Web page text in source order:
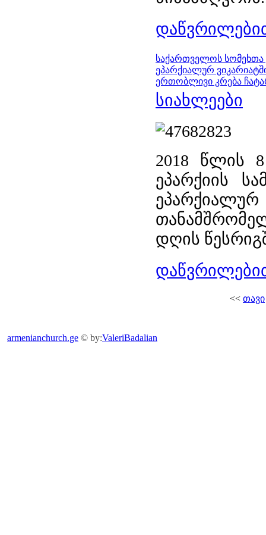
საქართველოს სომეხთა
ეპარქიალურ
ერთობლივი კრება
სიახლეები
2018 წლის
ეპარქიის
დღის
<< თავი
armenianchurch.ge © by:ValeriBadalian